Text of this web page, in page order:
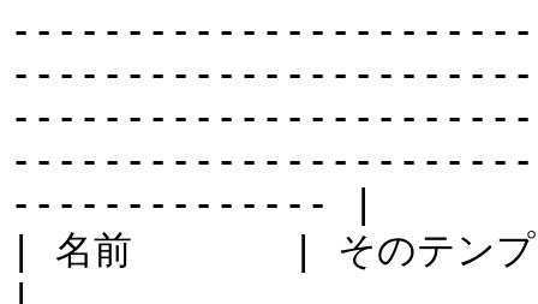
-------------- |
| 名前       | そのテンプレ